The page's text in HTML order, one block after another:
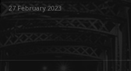
27 February 2023